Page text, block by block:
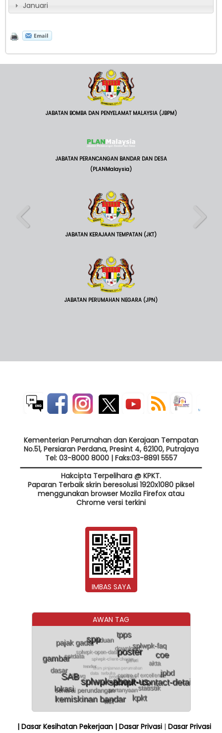
Januari
JABATAN BOMBA DAN PENYELAMAT MALAYSIA (JBPM)
JABATAN PERANCANGAN BANDAR DAN DESA
(PLANMalaysia)
JABATAN KERAJAAN TEMPATAN (JKT)
JABATAN PERUMAHAN NEGARA (JPN)
Kementerian Perumahan dan Kerajaan Tempatan
No.51, Persiaran Perdana, Presint 4, 62100, Putrajaya
Tel: 03-8000 8000 | Faks:03-8891 5557
Hakcipta Terpelihara @ KPKT.
Paparan Terbaik skrin beresolusi 1920x1080 piksel
menggunakan browser Mozila Firefox atau
Chrome versi terkini
IMBAS SAYA
AWAN TAG
| Dasar Kesihatan Pekerjaan | Dasar Privasi| Dasar Privasi